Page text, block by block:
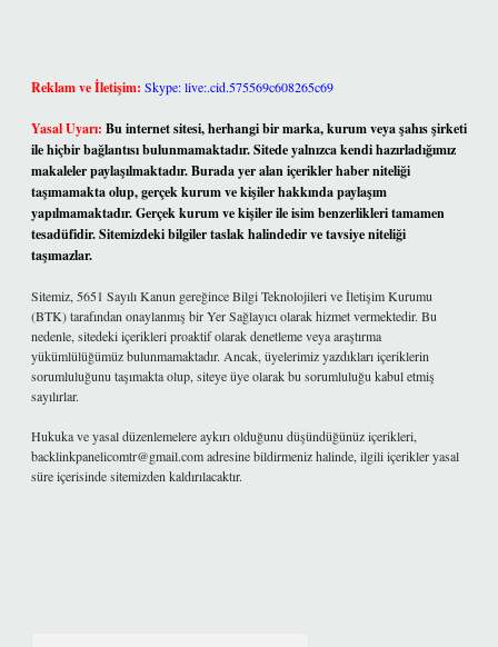
Reklam ve İletişim: Skype: live:.cid.575569c608265c69
Yasal Uyarı: Bu internet sitesi, herhangi bir marka, kurum veya şahıs şirketi
ile hiçbir bağlantısı bulunmamaktadır. Sitede yalnızca kendi hazırladığımız
makaleler paylaşılmaktadır. Burada yer alan içerikler haber niteliği
taşımamakta olup, gerçek kurum ve kişiler hakkında paylaşım
yapılmamaktadır. Gerçek kurum ve kişiler ile isim benzerlikleri tamamen
tesadüfidir. Sitemizdeki bilgiler taslak halindedir ve tavsiye niteliği
taşımazlar.
Sitemiz, 5651 Sayılı Kanun gereğince Bilgi Teknolojileri ve İletişim Kurumu
(BTK) tarafından onaylanmış bir Yer Sağlayıcı olarak hizmet vermektedir. Bu
nedenle, sitedeki içerikleri proaktif olarak denetleme veya araştırma
yükümlülüğümüz bulunmamaktadır. Ancak, üyelerimiz yazdıkları içeriklerin
sorumluluğunu taşımakta olup, siteye üye olarak bu sorumluluğu kabul etmiş
sayılırlar.
Hukuka ve yasal düzenlemelere aykırı olduğunu düşündüğünüz içerikleri,
backlinkpanelicomtr@gmail.comadresine bildirmeniz halinde, ilgili içerikler yasal
süre içerisinde sitemizden kaldırılacaktır.